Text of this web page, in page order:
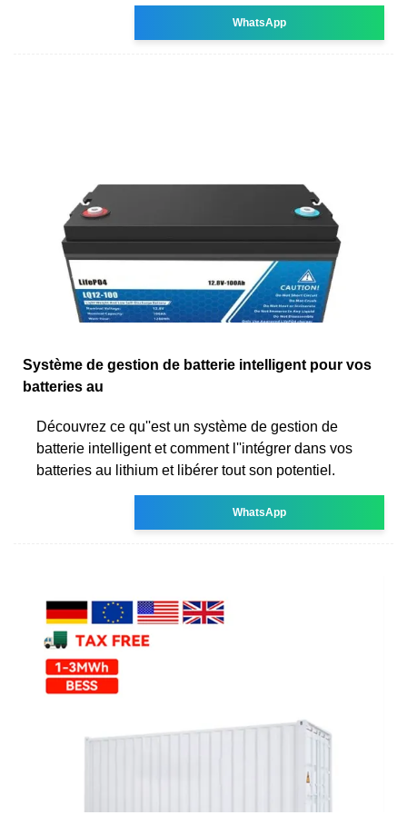
WhatsApp
Système de gestion de batterie intelligent pour vos
batteries au
Découvrez ce qu''est un système de gestion de
batterie intelligent et comment l''intégrer dans vos
batteries au lithium et libérer tout son potentiel.
WhatsApp